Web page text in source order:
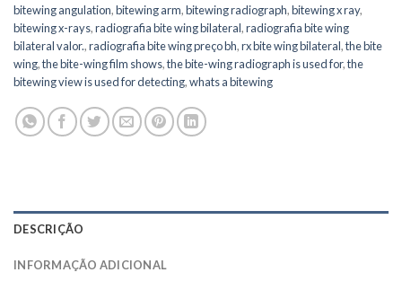
bitewing angulation,bitewing arm,bitewing radiograph,bitewing x ray,
bitewing x-rays,radiografia bite wing bilateral,radiografia bite wing
bilateral valor.,radiografia bite wing preço bh,rx bite wing bilateral,the bite
wing,the bite-wing film shows,the bite-wing radiograph is used for,the
bitewing view is used for detecting,whats a bitewing
DESCRIÇÃO
INFORMAÇÃO ADICIONAL